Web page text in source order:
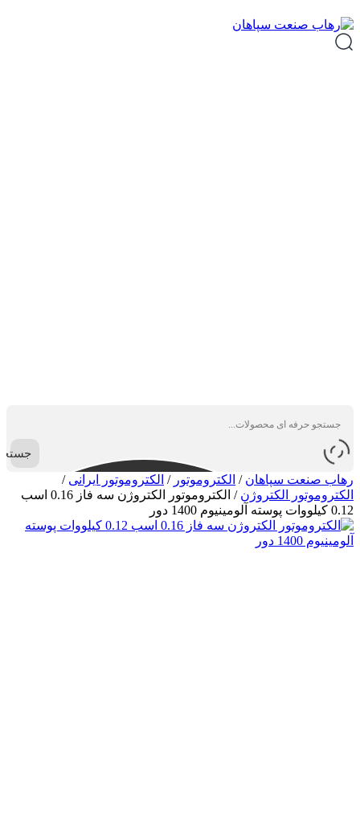
رهاب صنعت سپاهان / الکتروموتور / الکتروموتور ایرانی /
الکتروموتور الکتروژن /
الکتروموتور الکتروژن سه فاز 0.16 اسب
0.12 کیلووات پوسته آلومینیوم 1400 دور